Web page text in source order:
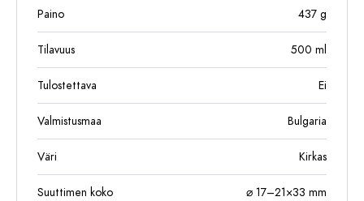
Paino 437 g
Tilavuus 500 ml
Tulostettava Ei
Valmistusmaa Bulgaria
Väri Kirkas
Suuttimen koko ⌀ 17–21×33 mm